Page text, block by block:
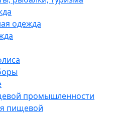
одежда
промышленности
пищевой